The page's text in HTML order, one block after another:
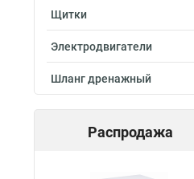
Щитки
Электродвигатели
Шланг дренажный
Распродажа